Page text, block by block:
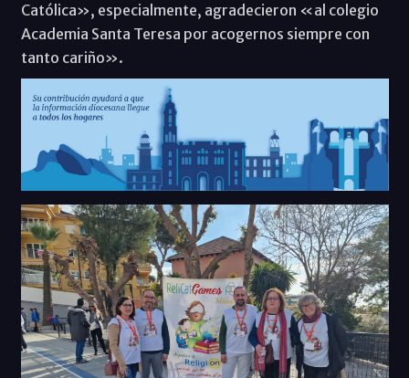
Católica», especialmente, agradecieron «al colegio
Academia Santa Teresa por acogernos siempre con
tanto cariño».